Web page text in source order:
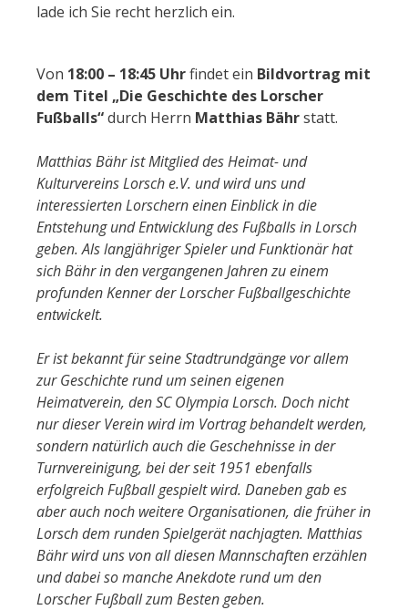
lade ich Sie recht herzlich ein.
Von 18:00 – 18:45 Uhrfindet ein Bildvortrag mit
dem Titel „Die Geschichte des Lorscher
Fußballs“durch Herrn Matthias Bährstatt.
Matthias Bähr ist Mitglied des Heimat- und
Kulturvereins Lorsch e.V. und wird uns und
interessierten Lorschern einen Einblick in die
Entstehung und Entwicklung des Fußballs in Lorsch
geben. Als langjähriger Spieler und Funktionär hat
sich Bähr in den vergangenen Jahren zu einem
profunden Kenner der Lorscher Fußballgeschichte
entwickelt.
Er ist bekannt für seine Stadtrundgänge vor allem
zur Geschichte rund um seinen eigenen
Heimatverein, den SC Olympia Lorsch. Doch nicht
nur dieser Verein wird im Vortrag behandelt werden,
sondern natürlich auch die Geschehnisse in der
Turnvereinigung, bei der seit 1951 ebenfalls
erfolgreich Fußball gespielt wird. Daneben gab es
aber auch noch weitere Organisationen, die früher in
Lorsch dem runden Spielgerät nachjagten. Matthias
Bähr wird uns von all diesen Mannschaften erzählen
und dabei so manche Anekdote rund um den
Lorscher Fußball zum Besten geben.